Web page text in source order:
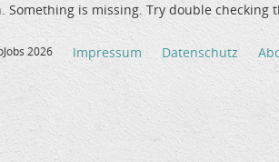
Something is missing. Try double checking
2026 Impressum Datenschutz